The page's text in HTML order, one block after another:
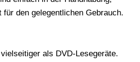
für den gelegentlichen Gebrauch.
als DVD-Lesegeräte.